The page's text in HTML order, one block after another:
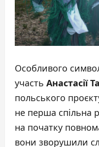
Особливого
участь Анастасії
польського
не перша спільна
на початку
вони зворушили